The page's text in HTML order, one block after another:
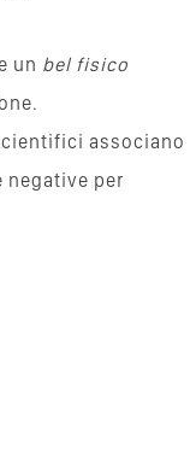
un bel fisico
associano
per